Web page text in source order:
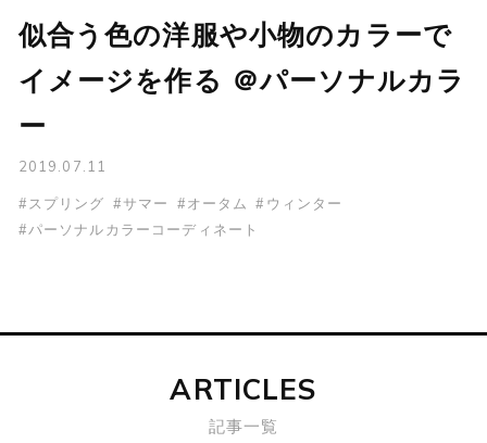
似合う色の洋服や小物のカラーで
イメージを作る ＠パーソナルカラ
ー
2019.07.11
#スプリング #サマー #オータム
#ウィンター
#パーソナルカラーコーディネート
ARTICLES
記事一覧